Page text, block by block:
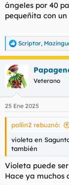
ángeles por 40
pequeñita con
R
e
a
c
c
i
e
s
Scriptor,
Veterano
25 Ene 2025
pollin2 rebuznó:
violeta en
también
Violeta puede
Hace ya muchos